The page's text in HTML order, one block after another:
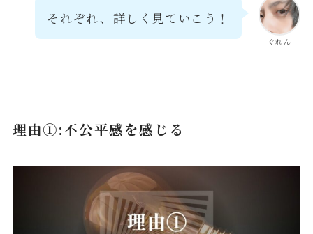
ぐれん
それぞれ、詳しく見ていこう！
理由①:不公平感を感じる